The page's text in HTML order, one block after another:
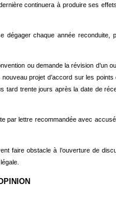
continuera à produire ses
dégager chaque année reconduite,
ou demande la révision d’un
nouveau projet d’accord sur les
tard trente jours après la date de
par lettre recommandée avec
faire obstacle à l’ouverture de